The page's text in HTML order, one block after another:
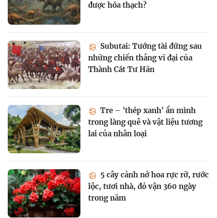
được hóa thạch?
Subutai: Tướng tài đứng sau
những chiến thắng vĩ đại của
Thành Cát Tư Hãn
Tre – 'thép xanh' ẩn mình
trong làng quê và vật liệu tương
lai của nhân loại
5 cây cảnh nở hoa rực rỡ, rước
lộc, tươi nhà, đỏ vận 360 ngày
trong năm